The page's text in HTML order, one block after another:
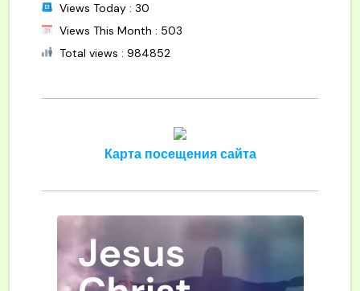
Views Today : 30
Views This Month : 503
Total views : 984852
Карта посещения сайта